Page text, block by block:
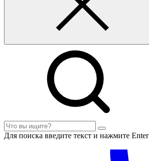
Для поиска введите текст и нажмите Enter